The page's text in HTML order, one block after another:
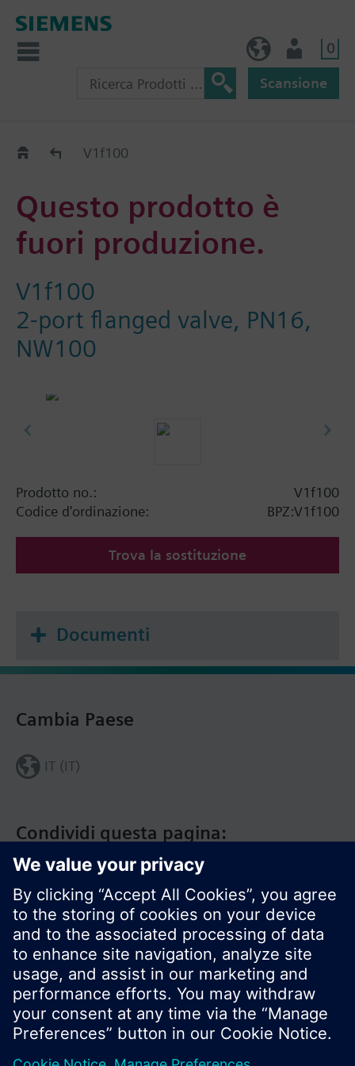
0
Scansione
Old2NewV1f100
Questo prodotto è
fuori produzione.
V1f100
2-port flanged valve, PN16,
NW100
Prodotto no.:
V1f100
Codice d'ordinazione:
BPZ:V1f100
Trova la sostituzione
Documenti
Condividi questa pagina:
Cambia Paese
IT (IT)
Siemens Italia